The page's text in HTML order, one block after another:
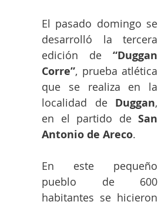
El pasado domingo se
desarrolló la tercera
edición de “Duggan
Corre”, prueba atlética
que se realiza en la
localidad de Duggan,
en el partido de San
Antonio de Areco.
En este pequeño
pueblo de 600
habitantes se hicieron